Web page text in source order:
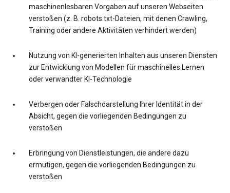
maschinenlesbaren Vorgaben auf unseren Webseiten
verstoßen (z. B. robots.txt-Dateien, mit denen Crawling,
Training oder andere Aktivitäten verhindert werden)
Nutzung von KI-generierten Inhalten aus unseren Diensten
zur Entwicklung von Modellen für maschinelles Lernen
oder verwandter KI-Technologie
Verbergen oder Falschdarstellung Ihrer Identität in der
Absicht, gegen die vorliegenden Bedingungen zu
verstoßen
Erbringung von Dienstleistungen, die andere dazu
ermutigen, gegen die vorliegenden Bedingungen zu
verstoßen